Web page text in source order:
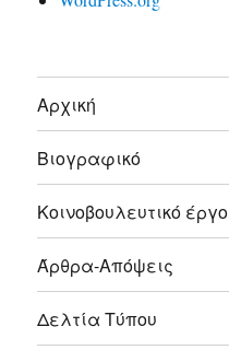
Αρχική
Βιογραφικό
Κοινοβουλευτικό έργο
Άρθρα-Απόψεις
Δελτία Τύπου